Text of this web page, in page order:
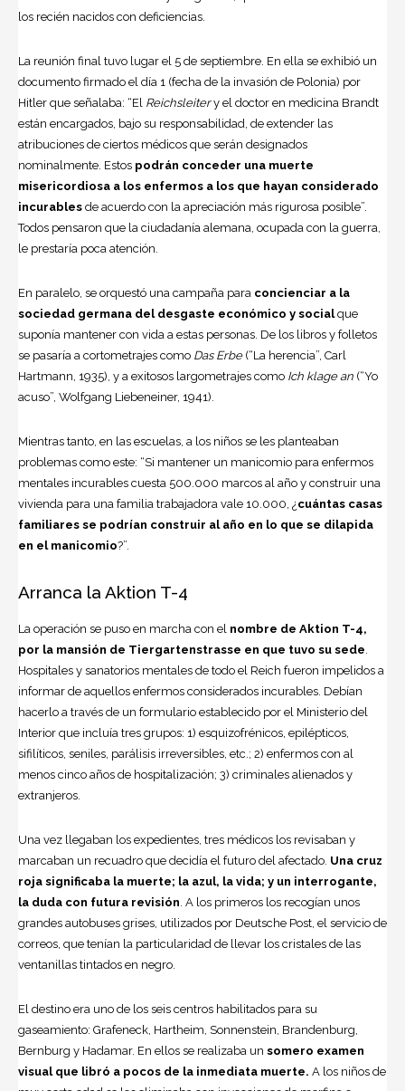
los recién nacidos con deficiencias.
La reunión final tuvo lugar el 5 de septiembre. En ella se exhibió un
documento firmado el día 1 (fecha de la invasión de Polonia) por
Hitler que señalaba: “El Reichsleitery el doctor en medicina Brandt
están encargados, bajo su responsabilidad, de extender las
atribuciones de ciertos médicos que serán designados
nominalmente. Estos podrán conceder una muerte
misericordiosa a los enfermos a los que hayan considerado
incurables de acuerdo con la apreciación más rigurosa posible”.
Todos pensaron que la ciudadanía alemana, ocupada con la guerra,
le prestaría poca atención.
En paralelo, se orquestó una campaña para concienciar a la
sociedad germana del desgaste económico y socialque
suponía mantener con vida a estas personas. De los libros y folletos
se pasaría a cortometrajes como Das Erbe(“La herencia”, Carl
Hartmann, 1935), y a exitosos largometrajes como Ich klage an (“Yo
acuso”, Wolfgang Liebeneiner, 1941).
Mientras tanto, en las escuelas, a los niños se les planteaban
problemas como este: “Si mantener un manicomio para enfermos
mentales incurables cuesta 500.000 marcos al año y construir una
vivienda para una familia trabajadora vale 10.000, ¿ cuántas casas
familiares se podrían construir al año en lo que se dilapida
en el manicomio?”.
Arranca la Aktion T-4
La operación se puso en marcha con el nombre de Aktion T-4,
por la mansión de Tiergartenstrasse en que tuvo su sede
Hospitales y sanatorios mentales de todo el Reich fueron impelidos a
informar de aquellos enfermos considerados incurables. Debían
hacerlo a través de un formulario establecido por el Ministerio del
Interior que incluía tres grupos: 1) esquizofrénicos, epilépticos,
sifilíticos, seniles, parálisis irreversibles, etc.; 2) enfermos con al
menos cinco años de hospitalización; 3) criminales alienados y
extranjeros.
Una vez llegaban los expedientes, tres médicos los revisaban y
marcaban un recuadro que decidía el futuro del afectado. Una cruz
roja significaba la muerte; la azul, la vida; y un interrogante,
la duda con futura revisión . A los primeros los recogían unos
grandes autobuses grises, utilizados por Deutsche Post, el servicio de
correos, que tenían la particularidad de llevar los cristales de las
ventanillas tintados en negro.
El destino era uno de los seis centros habilitados para su
gaseamiento: Grafeneck, Hartheim, Sonnenstein, Brandenburg,
Bernburg y Hadamar. En ellos se realizaba un somero examen
visual que libró a pocos de la inmediata muerte. A los niños de